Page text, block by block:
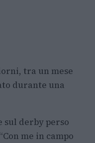
tra un mese
durante una
sul derby perso
me in campo